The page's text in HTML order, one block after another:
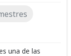
una de las